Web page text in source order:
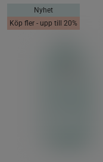
Nyhet
Köp fler - upp till 20%